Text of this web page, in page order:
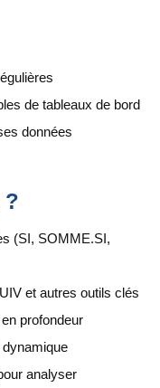
de tableaux de bord
données
?
(SI, SOMME.SI,
et autres outils clés
profondeur
analyser